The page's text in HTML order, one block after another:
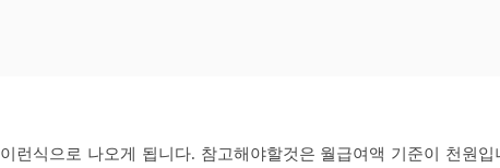
이런식으로 나오게 됩니다. 참고해야할것은 월급여액 기준이 천원입